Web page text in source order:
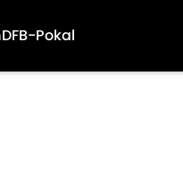
DFB-Pokal